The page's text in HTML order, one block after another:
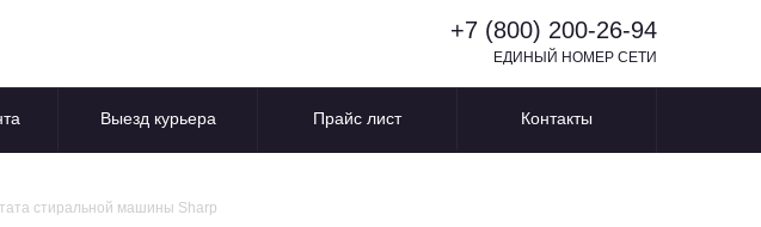
+7 (800) 200-26-94
ЕДИНЫЙ НОМЕР СЕТИ
Выезд курьера Прайс лист Контакты
стиральной машины Sharp